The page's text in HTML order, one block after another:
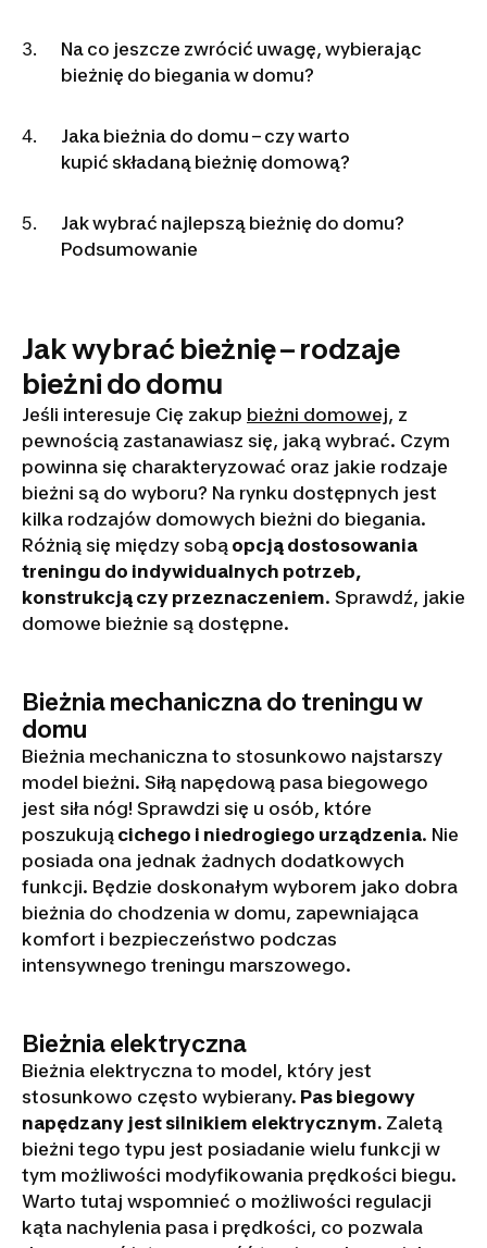
Na co jeszcze zwrócić uwagę, wybierając
bieżnię do biegania w domu?
Jaka bieżnia do domu – czy warto
kupić składaną bieżnię domową?
Jak wybrać najlepszą bieżnię do domu?
Podsumowanie
Jak wybrać bieżnię – rodzaje
bieżni do domu
Jeśli interesuje Cię zakup bieżni domowej, z
pewnością zastanawiasz się, jaką wybrać. Czym
powinna się charakteryzować oraz jakie rodzaje
bieżni są do wyboru? Na rynku dostępnych jest
kilka rodzajów domowych bieżni do biegania.
Różnią się między sobą opcją dostosowania
treningu do indywidualnych potrzeb,
konstrukcją czy przeznaczeniem. Sprawdź, jakie
domowe bieżnie są dostępne.
Bieżnia mechaniczna do treningu w
domu
Bieżnia mechaniczna to stosunkowo najstarszy
model bieżni. Siłą napędową pasa biegowego
jest siła nóg! Sprawdzi się u osób, które
poszukują cichego i niedrogiego urządzenia. Nie
posiada ona jednak żadnych dodatkowych
funkcji. Będzie doskonałym wyborem jako dobra
bieżnia do chodzenia w domu, zapewniająca
komfort i bezpieczeństwo podczas
intensywnego treningu marszowego.
Bieżnia elektryczna
Bieżnia elektryczna to model, który jest
stosunkowo często wybierany. Pas biegowy
napędzany jest silnikiem elektrycznym. Zaletą
bieżni tego typu jest posiadanie wielu funkcji w
tym możliwości modyfikowania prędkości biegu.
Warto tutaj wspomnieć o możliwości regulacji
kąta nachylenia pasa i prędkości, co pozwala